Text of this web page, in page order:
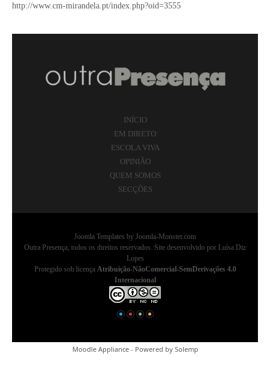
http://www.cm-mirandela.pt/index.php?oid=3555
INÍCIO
EM DIRETO
ESCOLA VIVA
OPINIÃO
QUEM SOMOS
SECÇÕES
Joomla Templates by Joomla-Monster.com
Outra Presença, todos os direitos reservados. Site desenvolvido por Luísa Diz
Lopes
Protegido sob licença Atribuição-NãoComercial-SemDerivações 4.0
Internacional
Moodle Appliance - Powered by Solemp